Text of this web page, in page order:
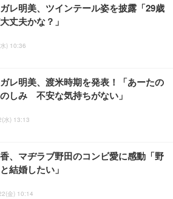
レ明美、ツインテール姿を披露「29歳
丈夫かな？」
) 10:36
レ明美、渡米時期を発表！「あーたの
しみ 不安な気持ちがない」
水) 13:13
、マヂラブ野田のコンビ愛に感動「野
結婚したい」
金) 10:14